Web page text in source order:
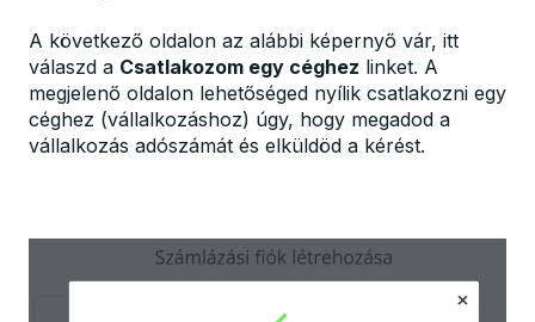
A következő oldalon az alábbi képernyő vár, itt
válaszd a Csatlakozom egy céghez linket. A
megjelenő oldalon lehetőséged nyílik csatlakozni egy
céghez (vállalkozáshoz) úgy, hogy megadod a
vállalkozás adószámát és elküldöd a kérést.